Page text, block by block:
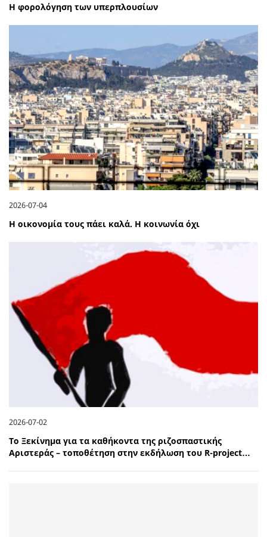
Η φορολόγηση των υπερπλουσίων
2026-07-04
Η οικονομία τους πάει καλά. Η κοινωνία όχι
2026-07-02
Το Ξεκίνημα για τα καθήκοντα της ριζοσπαστικής
Αριστεράς – τοποθέτηση στην εκδήλωση του R-project…